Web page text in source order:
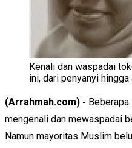
Kenali dan waspadai
ini, dari penyanyi
(Arrahmah.com) -
mengenali dan mewaspadai
Namun mayoritas Muslim